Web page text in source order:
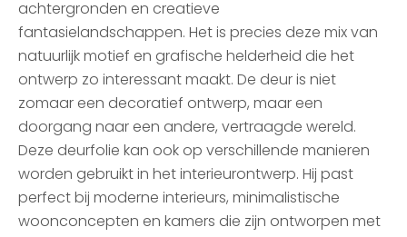
achtergronden en creatieve
fantasielandschappen. Het is precies deze mix van
natuurlijk motief en grafische helderheid die het
ontwerp zo interessant maakt. De deur is niet
zomaar een decoratief ontwerp, maar een
doorgang naar een andere, vertraagde wereld.
Deze deurfolie kan ook op verschillende manieren
worden gebruikt in het interieurontwerp. Hij past
perfect bij moderne interieurs, minimalistische
woonconcepten en kamers die zijn ontworpen met